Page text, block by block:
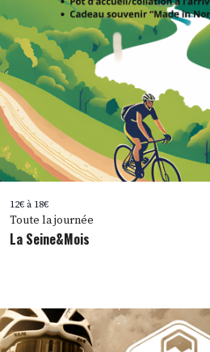
La Seine&Mois
Toute la journée
12€ à 18€